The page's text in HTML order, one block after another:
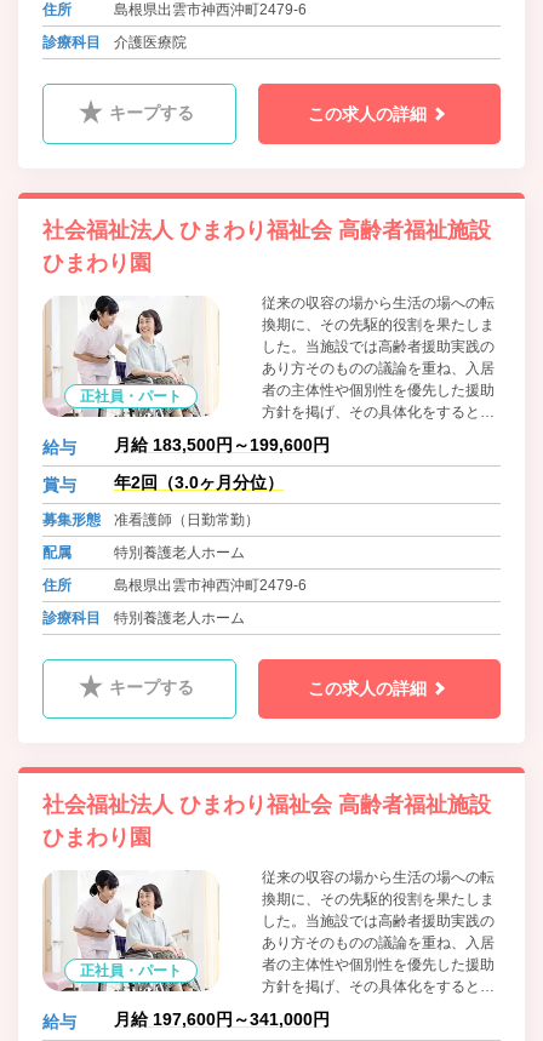
器を導入し職員も利用者も負担のな
住所
島根県出雲市神西沖町2479-6
診療科目
介護医療院
キープする この求人の詳細
社会福祉法人 ひまわり福祉会 高齢者福祉施設
ひまわり園
正社員・パート
従来の収容の場から生活の場への転
換期に、その先駆的役割を果たしま
した。当施設では高齢者援助実践の
あり方そのものの議論を重ね、入居
者の主体性や個別性を優先した援助
方針を掲げ、その具体化をするとこ
ろからスタートでした。その後は時
代の流れにあわせ、スマホやタブレ
ットを活用した職員・家族とつなが
も実現しています。
給与 月給 183,500円～199,600円
賞与 年2回（3.0ヶ月分位）
募集形態
准看護師（日勤常勤）
配属
特別養護老人ホーム
住所
島根県出雲市神西沖町2479-6
診療科目
特別養護老人ホーム
キープする この求人の詳細
社会福祉法人 ひまわり福祉会 高齢者福祉施設
ひまわり園
正社員・パート
従来の収容の場から生活の場への転
換期に、その先駆的役割を果たしま
した。当施設では高齢者援助実践の
あり方そのものの議論を重ね、入居
者の主体性や個別性を優先した援助
方針を掲げ、その具体化をするとこ
ろからスタートでした。その後は時
代の流れにあわせ、スマホやタブレ
給与 月給 197,600円～341,000円